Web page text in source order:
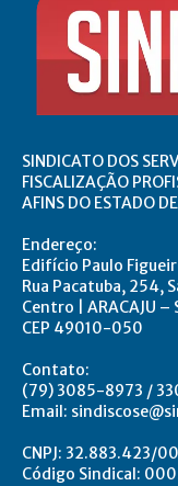
SINDICATO DOS
FISCALIZAÇÃO
AFINS DO ESTADO
Endereço:
Edifício Paulo
Rua Pacatuba, 254,
Centro | ARACAJU –
CEP 49010-050
Contato:
(79) 3085-8973 /
Email:
CNPJ: 32.883.423/
Código Sindical: